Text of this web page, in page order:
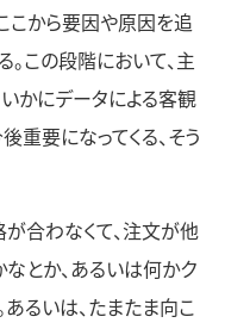
こから要因や原因を追
。この段階において、主
かにデータによる客観
重要になってくる、そう
合わなくて、注文が他
とか、あるいは何かク
るいは、たまたま向こ